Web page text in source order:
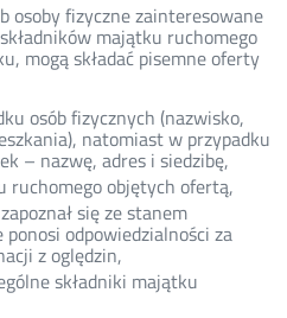
osoby fizyczne zainteresowane
majątku ruchomego
mogą składać pisemne oferty
osób fizycznych (nazwisko,
natomiast w przypadku
– nazwę, adres i siedzibę,
ruchomego objętych ofertą,
się ze stanem
odpowiedzialności za
z oględzin,
składniki majątku